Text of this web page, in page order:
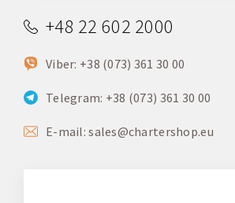
+48 22 602 2000
Viber: +38 (073) 361 30 00
Telegram: +38 (073) 361 30 00
E-mail:sales@chartershop.eu